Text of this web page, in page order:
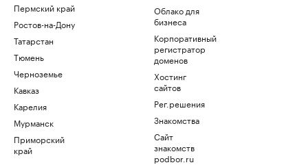
Пермский край
Ростов-на-Дону
Татарстан
Тюмень
Черноземье
Кавказ
Карелия
Мурманск
Приморский
край
Облако для
бизнеса
Корпоративный
регистратор
доменов
Хостинг
сайтов
Рег.решения
Знакомства
Сайт
знакомств
podbor.ru